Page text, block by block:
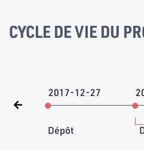
CYCLE DE VIE DU
2017-12-27
Dépôt